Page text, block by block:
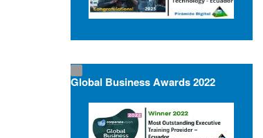
Global Business Awards 2022